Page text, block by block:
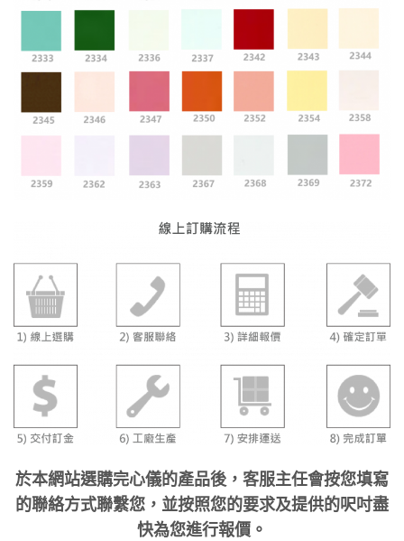
於本網站選購完心儀的產品後，客服主任會按您填寫
的聯絡方式聯繫您，並按照您的要求及提供的呎吋盡
快為您進行報價。